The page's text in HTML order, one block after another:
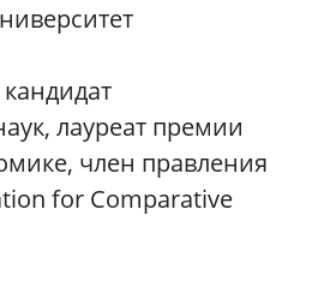
лауреат премии
член правления
for Comparative